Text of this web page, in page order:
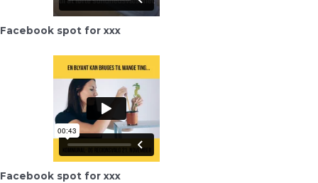
Facebook spot for xxx
Facebook spot for xxx